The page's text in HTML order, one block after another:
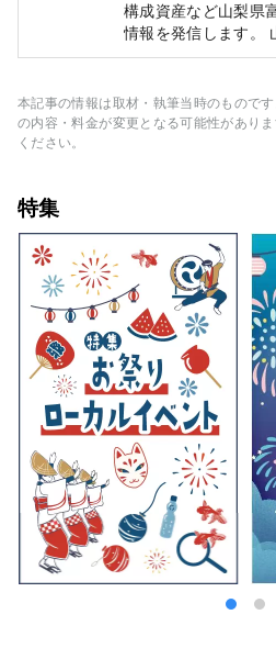
構成資産など山梨県
情報を発信します。 山梨県富士山麓に位置す
る富士五湖地方は、
中湖」などを有する
界文化遺産「富士山
が訪れる富士山麓に
塔「忠霊塔」の共演
倉山浅間公園」、夏
バルのメイン会場と
士山と紅葉を眺め
は大迫力の富士山を
ードが楽しめる「ふ
どの多くの観光スポ
年は、富士山の大自
イクリングなどのア
どを楽しむ方も増えています
士北麓地域河口湖を
かして作られたテー
ド」、富士山の天然
用してつくられた世
士桜高原麦酒」、富
み上げる天然温泉「
イナミックな富士山
本記事の情報は取材・執筆当時のもので
の内容・料金が変更となる可能性があり
ください。
特集